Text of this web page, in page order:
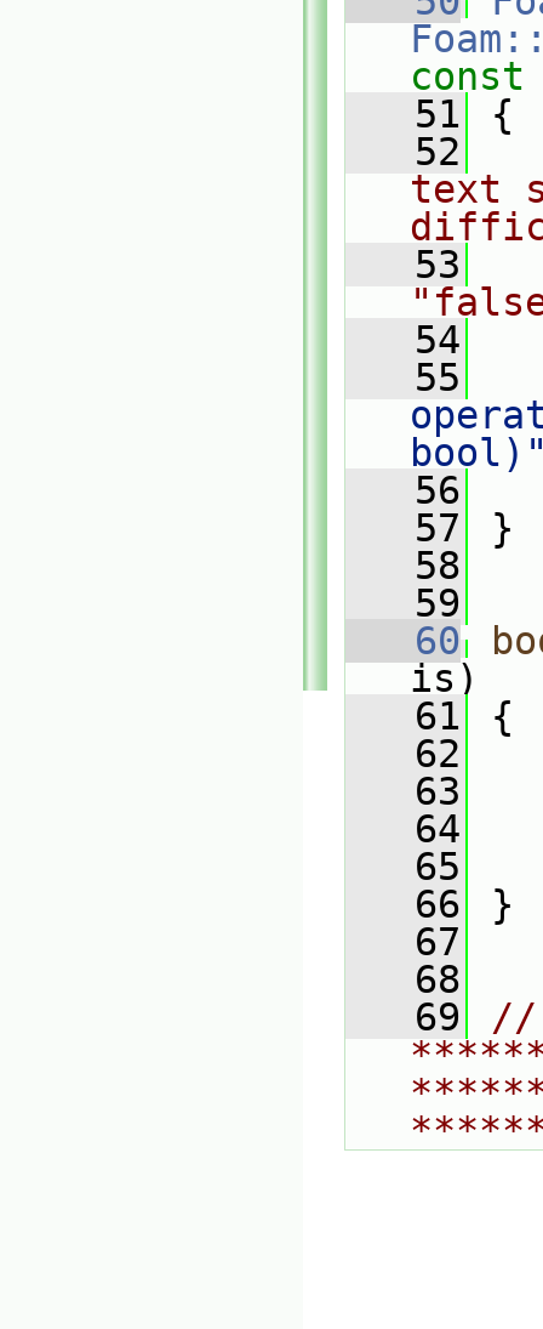
const
   51
{
   52
text
   53
   54
   55
   56
   57
}
   58
   59
   60
is)
   61
{
   62
   63
   64
   65
   66
}
   67
   68
   69
//